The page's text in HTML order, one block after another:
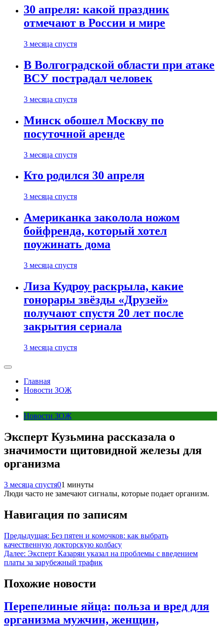
30 апреля: какой праздник
отмечают в России и мире
3 месяца спустя
В Волгоградской области при атаке
ВСУ пострадал человек
3 месяца спустя
Минск обошел Москву по
посуточной аренде
3 месяца спустя
Кто родился 30 апреля
3 месяца спустя
Американка заколола ножом
бойфренда, который хотел
поужинать дома
3 месяца спустя
Лиза Кудроу раскрыла, какие
гонорары звёзды «Друзей»
получают спустя 20 лет после
закрытия сериала
3 месяца спустя
Главная
Новости ЗОЖ
Новости ЗОЖ
Эксперт Кузьмина рассказала о
значимости щитовидной железы для
организма
3 месяца спустя01 минуты
Люди часто не замечают сигналы, которые подает организм.
Навигация по записям
Предыдущая: Без пятен и комочков: как выбрать
качественную докторскую колбасу
Далее: Эксперт Казарян указал на проблемы с введением
платы за зарубежный трафик
Похожие новости
Перепелиные яйца: польза и вред для
организма мужчин, женщин,